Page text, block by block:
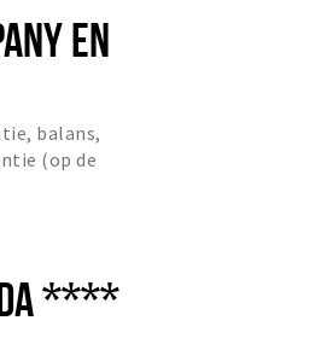
EN
balans,
(op de
****